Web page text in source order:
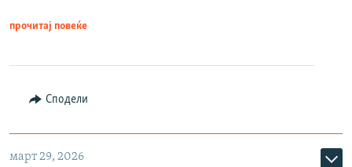
прочитај повеќе
Сподели
март 29, 2026